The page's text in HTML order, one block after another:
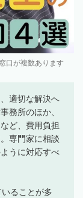
口が複数あります
適切な解決へ
務所のほか、
ど、費用負担
専門家に相談
うに対応すべ
ることが多